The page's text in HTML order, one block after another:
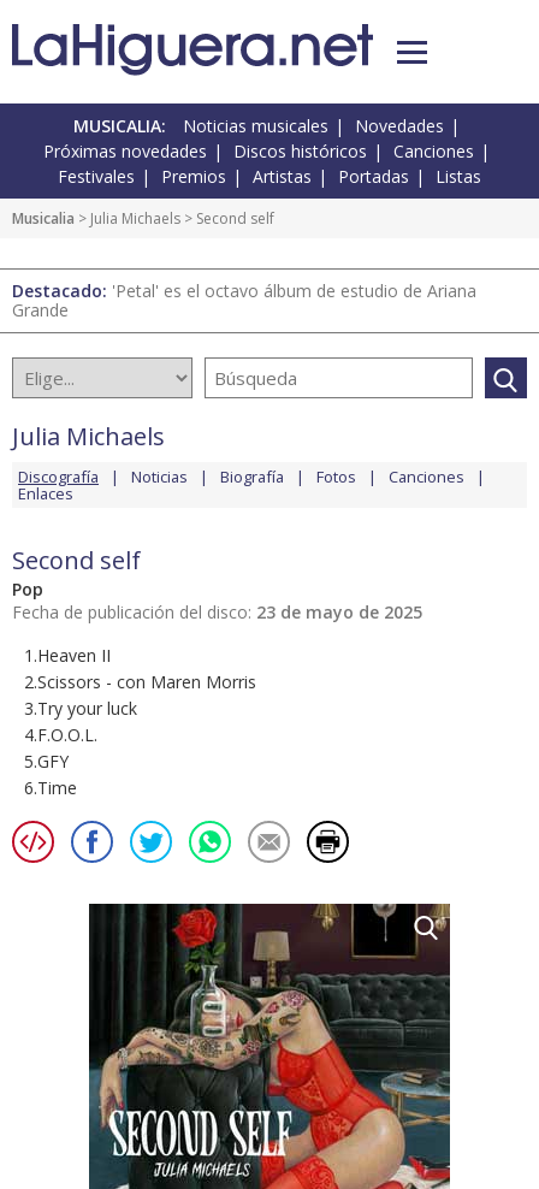
MUSICALIA: Noticias musicales
Novedades
Próximas novedades
Discos históricos
Canciones
Festivales
Premios Artistas Portadas Listas
Musicalia > Julia Michaels > Second self
Destacado: 'Petal' es el octavo álbum de estudio de Ariana
Grande
Julia Michaels
Discografía Noticias Biografía Fotos Canciones
Enlaces
Second self
Pop
Fecha de publicación del disco: 23 de mayo de 2025
1.Heaven II
2.Scissors - con Maren Morris
3.Try your luck
4.F.O.O.L.
5.GFY
6.Time